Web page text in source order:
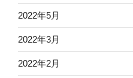
2022年5月
2022年3月
2022年2月